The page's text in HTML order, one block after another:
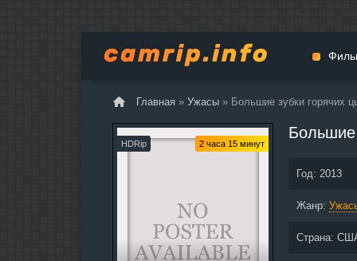
Главная » Ужасы » Большие зубки горячих
HDRip 2 часа 15 минут
Большие
Год: 2013
Жанр:
Страна:
Драма